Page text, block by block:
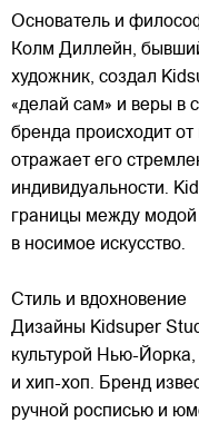
Основатель и
Колм Диллейн,
художник, создал
«делай сам» и веры в
бренда происходит
отражает его
индивидуальности.
границы между
в носимое искусство.
Стиль и вдохновение
Дизайны Kidsuper
культурой Нью-
и хип-хоп. Бренд
ручной росписью и